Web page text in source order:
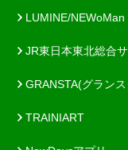
LUMINE/NEWoMan
JR東日本東北総合
GRANSTA(グラン
TRAINIART